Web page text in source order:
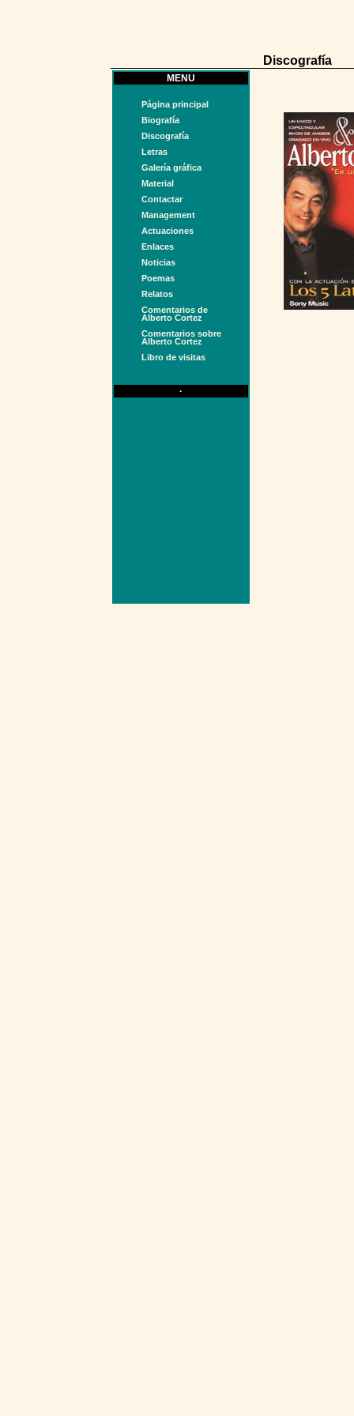
Discografía
MENU
Página principal
Biografía
Discografía
Letras
Galería gráfica
Material
Contactar
Management
Actuaciones
Enlaces
Noticias
Poemas
Relatos
Comentarios de
Alberto Cortez
Comentarios sobre
Alberto Cortez
Libro de visitas
·